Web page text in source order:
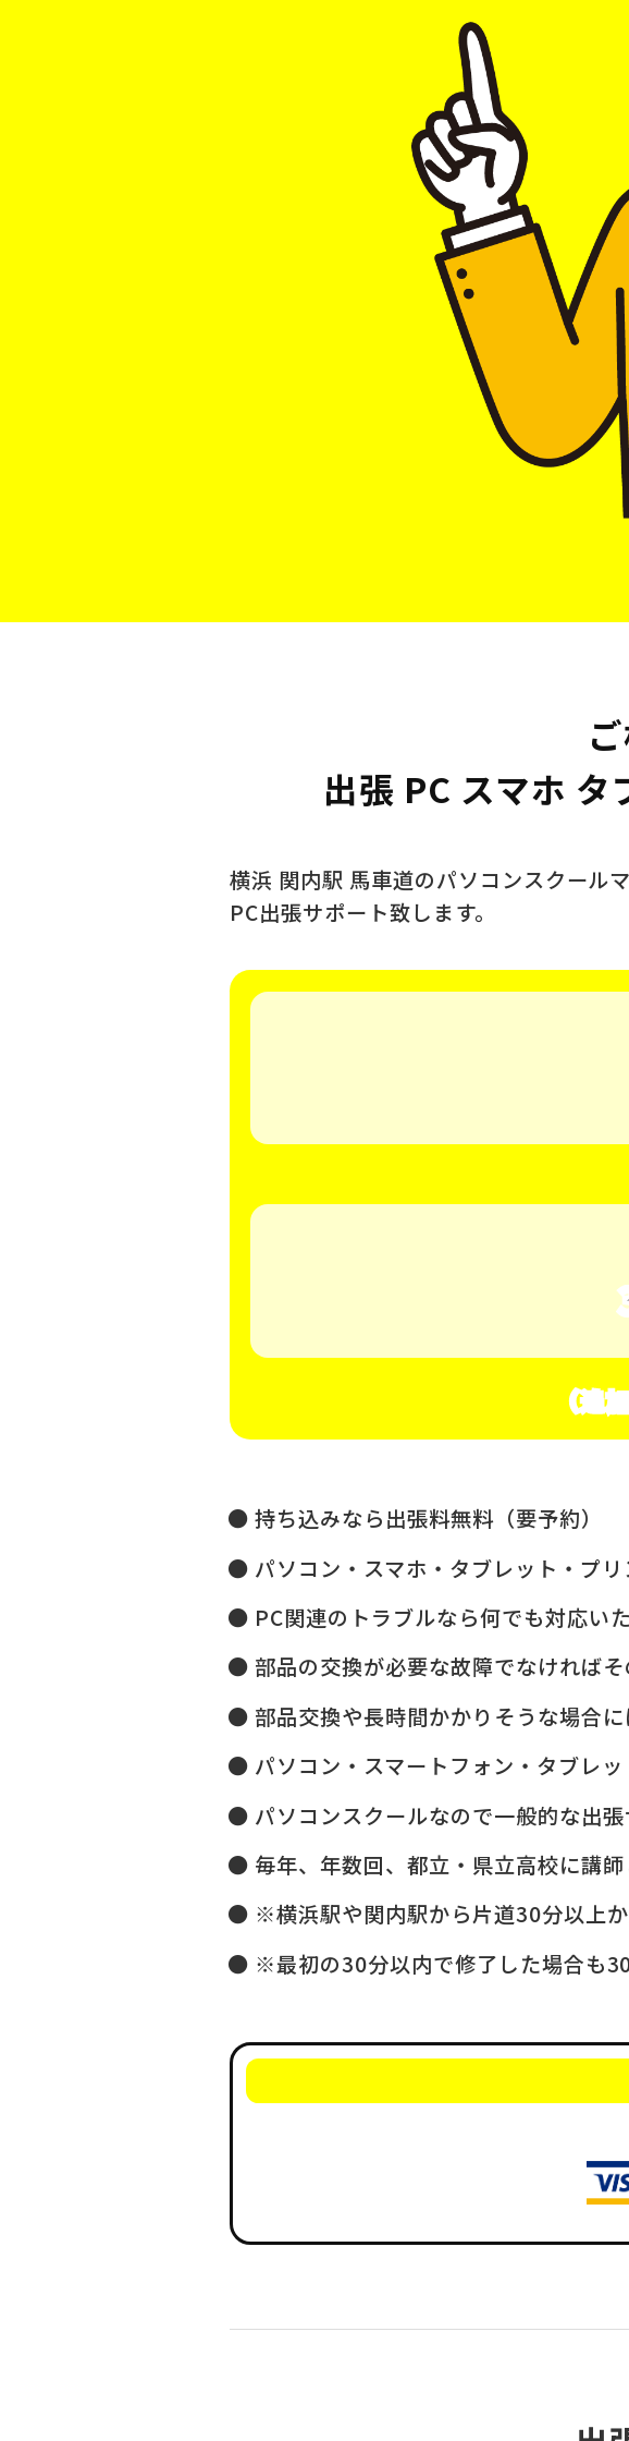
出張 PC スマホ
横浜 関内駅 馬車道のパソコンスクール
PC出張サポート致します。
（追
持ち込みなら出張料無料（要予約）
パソコン・スマホ・タブレット・プリ
PC関連のトラブルなら何でも対応いた
部品の交換が必要な故障でなければそ
部品交換や長時間かかりそうな場合に
パソコン・スマートフォン・タブレ
パソコンスクールなので一般的な出
毎年、年数回、都立・県立高校に講
※横浜駅や関内駅から片道30分以上
※最初の30分以内で修了した場合も30